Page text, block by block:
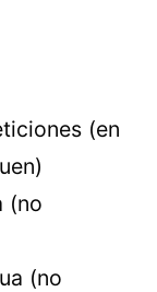
(en
(no
(no